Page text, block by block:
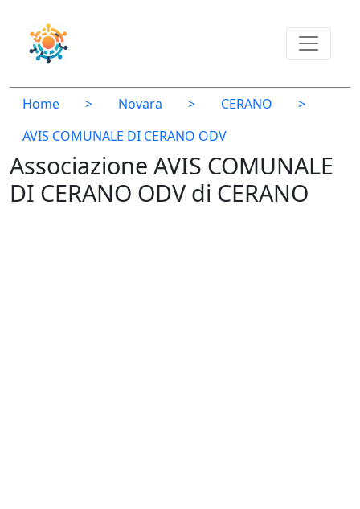
Home > Novara > CERANO
>
AVIS COMUNALE DI CERANO ODV
Associazione AVIS COMUNALE
DI CERANO ODV di CERANO